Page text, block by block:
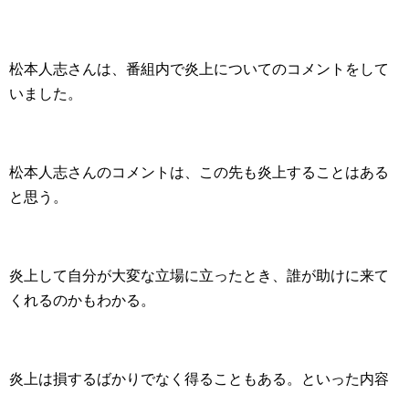
松本人志さんは、番組内で炎上についてのコメントをして
いました。
松本人志さんのコメントは、この先も炎上することはある
と思う。
炎上して自分が大変な立場に立ったとき、誰が助けに来て
くれるのかもわかる。
炎上は損するばかりでなく得ることもある。といった内容